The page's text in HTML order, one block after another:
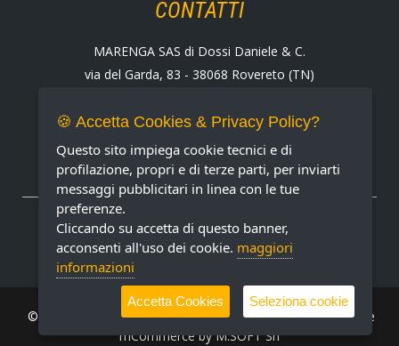
CONTATTI
MARENGA SAS di Dossi Daniele & C.
via del Garda, 83 - 38068 Rovereto (TN)
Fax +39 0464 430938
E-mail: marenga@marenga.it
Partita IVA IT02232370227
METODI DI PAGAMENTO ACCETTATI
© MARENGA Srl 2022 All rights reserved. Design & Software
mCommerce byM.SOFT Srl
🍪 Accetta Cookies & Privacy Policy?
Questo sito impiega cookie tecnici e di
profilazione, propri e di terze parti, per inviarti
messaggi pubblicitari in linea con le tue
preferenze.
Cliccando su accetta di questo banner,
acconsenti all'uso dei cookie. maggiori
informazioni
Accetta Cookies Seleziona cookie